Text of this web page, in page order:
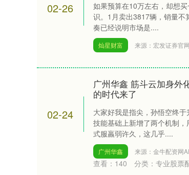
02-26
如果预算在10万左右，却想
识。1月卖出3817辆，销量不
奏已经说明市场是....
灿星财富 来源：宏发证券官网
02-24
广州华鑫 筋斗云加身外
的时代来了
大家好我是指尖，孙悟空终
技能基础上新增了两个机制
式服羸弱许久，这几乎....
广州华鑫 来源：金牛配资网
查看： 140 分类： 专业股票